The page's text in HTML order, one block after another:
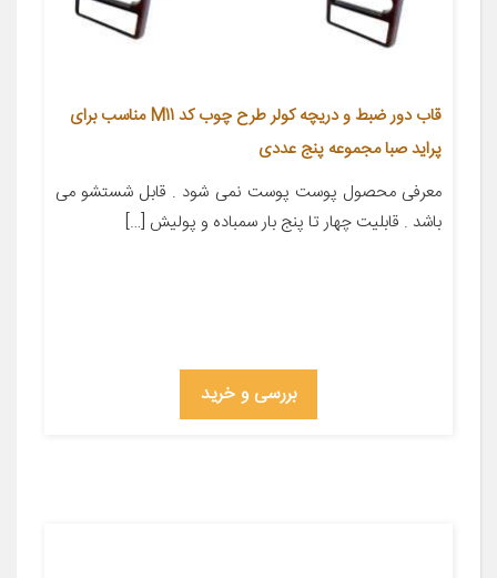
قاب دور ضبط و دریچه کولر طرح چوب کد M11 مناسب برای
پراید صبا مجموعه پنج عددی
معرفی محصول پوست پوست نمی شود . قابل شستشو می
باشد . قابلیت چهار تا پنج بار سمباده و پولیش […]
بررسی و خرید